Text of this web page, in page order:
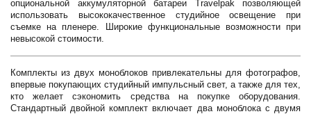
опциональной аккумуляторной батареи Travelpak позволяющей
использовать высококачественное студийное освещение при
съемке на пленере. Широкие функциональные возможности при
невысокой стоимости.
Комплекты из двух моноблоков привлекательны для фотографов,
впервые покупающих студийный импульсный свет, а также для тех,
кто желает сэкономить средства на покупке оборудования.
Стандартный двойной комплект включает два моноблока с двумя